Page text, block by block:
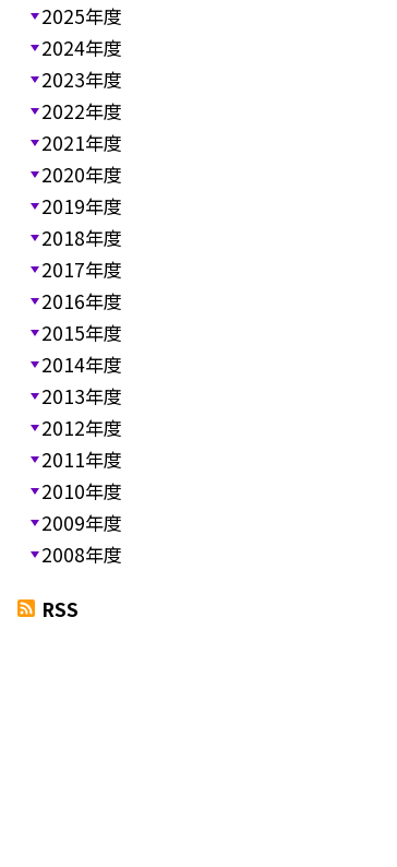
2025年度
2024年度
2023年度
2022年度
2021年度
2020年度
2019年度
2018年度
2017年度
2016年度
2015年度
2014年度
2013年度
2012年度
2011年度
2010年度
2009年度
2008年度
RSS